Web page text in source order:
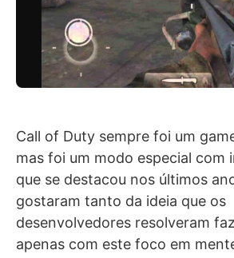
Call of Duty sempre foi um
mas foi um modo especial com
que se destacou nos últimos
gostaram tanto da ideia que os
desenvolvedores resolveram
apenas com este foco em